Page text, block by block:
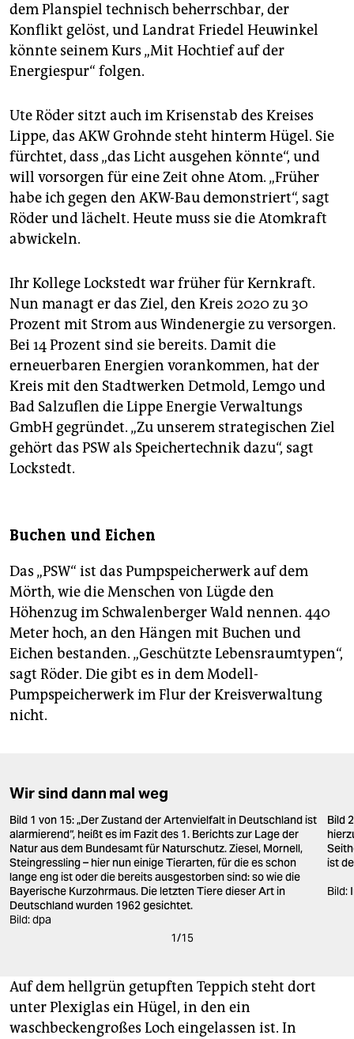
dem Planspiel technisch beherrschbar, der
Konflikt gelöst, und Landrat Friedel Heuwinkel
könnte seinem Kurs „Mit Hochtief auf der
Energiespur“ folgen.
Ute Röder sitzt auch im Krisenstab des Kreises
Lippe, das AKW Grohnde steht hinterm Hügel. Sie
fürchtet, dass „das Licht ausgehen könnte“, und
will vorsorgen für eine Zeit ohne Atom. „Früher
habe ich gegen den AKW-Bau demonstriert“, sagt
Röder und lächelt. Heute muss sie die Atomkraft
abwickeln.
Ihr Kollege Lockstedt war früher für Kernkraft.
Nun managt er das Ziel, den Kreis 2020 zu 30
Prozent mit Strom aus Windenergie zu versorgen.
Bei 14 Prozent sind sie bereits. Damit die
erneuerbaren Energien vorankommen, hat der
Kreis mit den Stadtwerken Detmold, Lemgo und
Bad Salzuflen die Lippe Energie Verwaltungs
GmbH gegründet. „Zu unserem strategischen Ziel
gehört das PSW als Speichertechnik dazu“, sagt
Lockstedt.
Buchen und Eichen
Das „PSW“ ist das Pumpspeicherwerk auf dem
Mörth, wie die Menschen von Lügde den
Höhenzug im Schwalenberger Wald nennen. 440
Meter hoch, an den Hängen mit Buchen und
Eichen bestanden. „Geschützte Lebensraumtypen“,
sagt Röder. Die gibt es in dem Modell-
Pumpspeicherwerk im Flur der Kreisverwaltung
nicht.
Wir sind dann mal weg
Bild 1 von 15: „Der Zustand der Artenvielfalt in Deutschland ist
alarmierend“, heißt es im Fazit des 1. Berichts zur Lage der
Natur aus dem Bundesamt für Naturschutz. Ziesel, Mornell,
Steingressling – hier nun einige Tierarten, für die es schon
lange eng ist oder die bereits ausgestorben sind: so wie die
Bayerische Kurzohrmaus. Die letzten Tiere dieser Art in
Deutschland wurden 1962 gesichtet.
Bild: dpa
Bild
ist
Bild:
1/15
Auf dem hellgrün getupften Teppich steht dort
unter Plexiglas ein Hügel, in den ein
waschbeckengroßes Loch eingelassen ist. In